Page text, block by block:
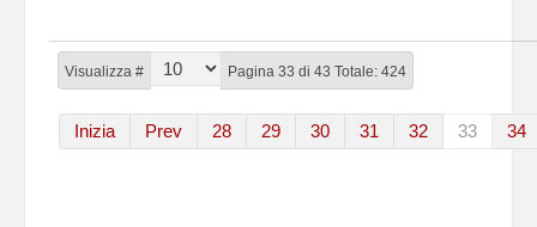
Visualizza # Pagina 33 di 43 Totale: 424
Inizia Prev 28 29 30 31 32 33 34